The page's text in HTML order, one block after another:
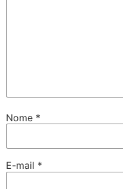
Nome *
E-mail *